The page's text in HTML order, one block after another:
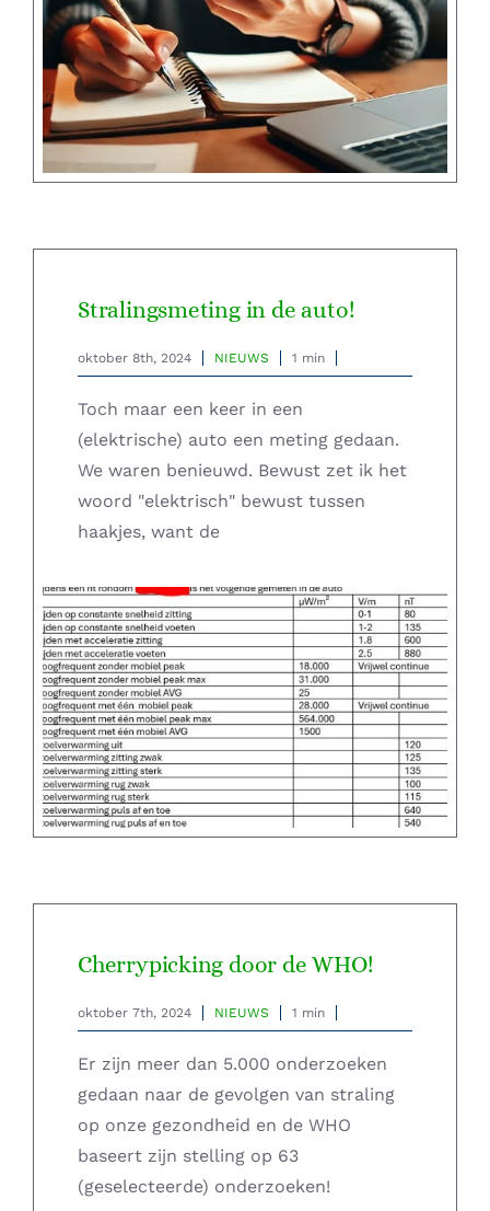
Stralingsmeting in de auto!
oktober 8th, 2024 NIEUWS 1 min
Toch maar een keer in een
(elektrische) auto een meting gedaan.
We waren benieuwd. Bewust zet ik het
woord "elektrisch" bewust tussen
haakjes, want de
Cherrypicking door de WHO!
oktober 7th, 2024 NIEUWS 1 min
Er zijn meer dan 5.000 onderzoeken
gedaan naar de gevolgen van straling
op onze gezondheid en de WHO
baseert zijn stelling op 63
(geselecteerde) onderzoeken!